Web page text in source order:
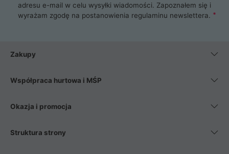
adresu e-mail w celu wysyłki wiadomości. Zapoznałem się i
wyrażam zgodę na postanowienia regulaminu newslettera.
Zakupy
Współpraca hurtowa i MŚP
Okazja i promocja
Struktura strony